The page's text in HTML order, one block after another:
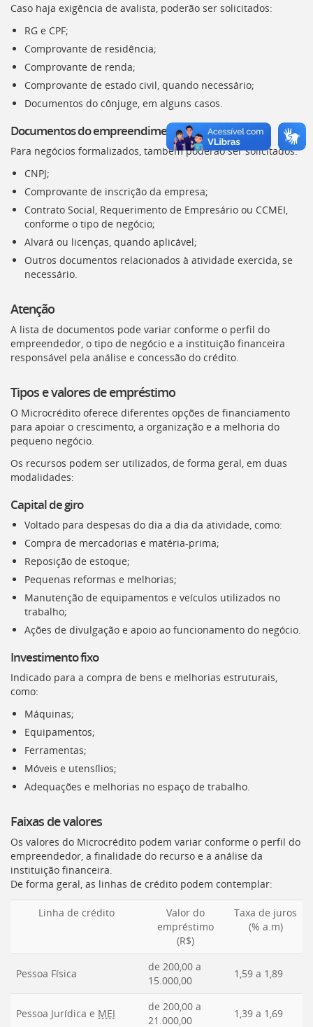
Caso haja exigência de avalista, poderão ser solicitados:
RG e CPF;
Comprovante de residência;
Comprovante de renda;
Comprovante de estado civil, quando necessário;
Documentos do cônjuge, em alguns casos.
Documentos do empreendimento
Para negócios formalizados, também poderão ser solicitados:
CNPJ;
Comprovante de inscrição da empresa;
Contrato Social, Requerimento de Empresário ou CCMEI,
conforme o tipo de negócio;
Alvará ou licenças, quando aplicável;
Outros documentos relacionados à atividade exercida, se
necessário.
Atenção
A lista de documentos pode variar conforme o perfil do
empreendedor, o tipo de negócio e a instituição financeira
responsável pela análise e concessão do crédito.
Tipos e valores de empréstimo
O Microcrédito oferece diferentes opções de financiamento
para apoiar o crescimento, a organização e a melhoria do
pequeno negócio.
Os recursos podem ser utilizados, de forma geral, em duas
modalidades:
Capital de giro
Voltado para despesas do dia a dia da atividade, como:
Compra de mercadorias e matéria-prima;
Reposição de estoque;
Pequenas reformas e melhorias;
Manutenção de equipamentos e veículos utilizados no
trabalho;
Ações de divulgação e apoio ao funcionamento do negócio.
Investimento fixo
Indicado para a compra de bens e melhorias estruturais,
como:
Máquinas;
Equipamentos;
Ferramentas;
Móveis e utensílios;
Adequações e melhorias no espaço de trabalho.
Faixas de valores
Os valores do Microcrédito podem variar conforme o perfil do
empreendedor, a finalidade do recurso e a análise da
instituição financeira.
De forma geral, as linhas de crédito podem contemplar:
Linha de crédito
Valor do
empréstimo
(R$)
Taxa de juros
(% a.m)
Pessoa Física
de 200,00 a
15.000,00
1,59 a 1,89
Pessoa Jurídica e MEI
de 200,00 a
21.000,00
1,39 a 1,69